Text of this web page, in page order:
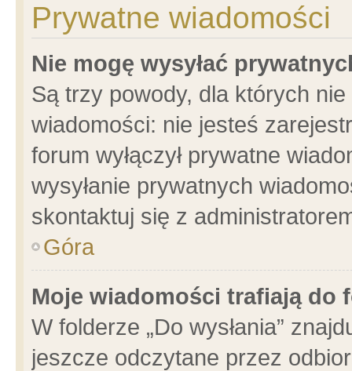
Prywatne wiadomości
Nie mogę wysyłać
Są trzy powody, dla których
wiadomości: nie jesteś
forum wyłączył prywatne
wysyłanie prywatnych
skontaktuj się z
Góra
Moje wiadomości trafiają do
W folderze „Do wysłania”
jeszcze odczytane przez